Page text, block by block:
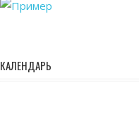
КАЛЕНДАРЬ